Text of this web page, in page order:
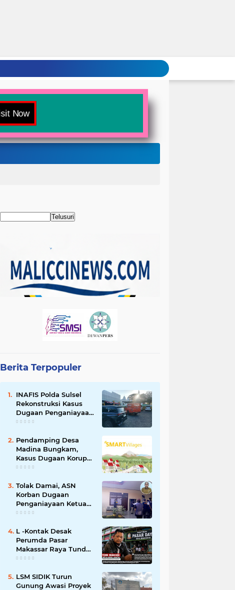
Berita Terpopuler
INAFIS Polda Sulsel
Rekonstruksi Kasus
Dugaan Penganiayaan
Pegawai BKSDM
Pendamping Desa
Madina Bungkam,
Kasus Dugaan Korupsi
Smart Village Makin
Tolak Damai, ASN
Korban Dugaan
Penganiayaan Ketua
DPRD Soppeng Pilih
L -Kontak Desak
Perumda Pasar
Makassar Raya Tunda
Penyegelan Kios Pasar
LSM SIDIK Turun
Gunung Awasi Proyek